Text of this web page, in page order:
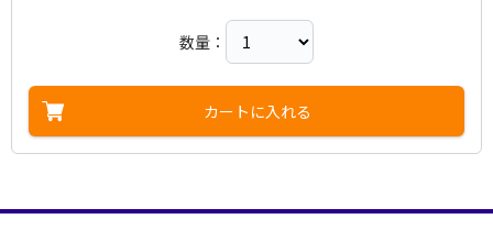
数量：
カートに入れる